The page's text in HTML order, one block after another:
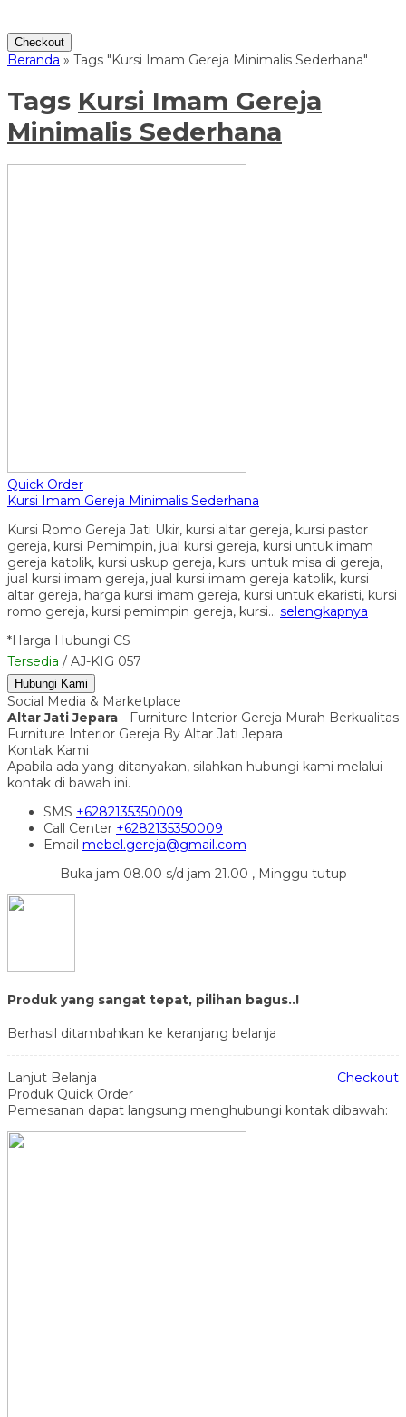
Checkout
Beranda » Tags "Kursi Imam Gereja Minimalis Sederhana"
Tags Kursi Imam Gereja
Minimalis Sederhana
Quick Order
Kursi Imam Gereja Minimalis Sederhana
Kursi Romo Gereja Jati Ukir, kursi altar gereja, kursi pastor
gereja, kursi Pemimpin, jual kursi gereja, kursi untuk imam
gereja katolik, kursi uskup gereja, kursi untuk misa di gereja,
jual kursi imam gereja, jual kursi imam gereja katolik, kursi
altar gereja, harga kursi imam gereja, kursi untuk ekaristi, kursi
romo gereja, kursi pemimpin gereja, kursi… selengkapnya
*Harga Hubungi CS
Tersedia / AJ-KIG 057
Hubungi Kami
Social Media & Marketplace
Altar Jati Jepara - Furniture Interior Gereja Murah Berkualitas
Furniture Interior Gereja By Altar Jati Jepara
Kontak Kami
Apabila ada yang ditanyakan, silahkan hubungi kami melalui
kontak di bawah ini.
SMS +6282135350009
Call Center +6282135350009
Email mebel.gereja@gmail.com
Buka jam 08.00 s/d jam 21.00 , Minggu tutup
Produk yang sangat tepat, pilihan bagus..!
Berhasil ditambahkan ke keranjang belanja
Lanjut Belanja
Checkout
Produk Quick Order
Pemesanan dapat langsung menghubungi kontak dibawah: